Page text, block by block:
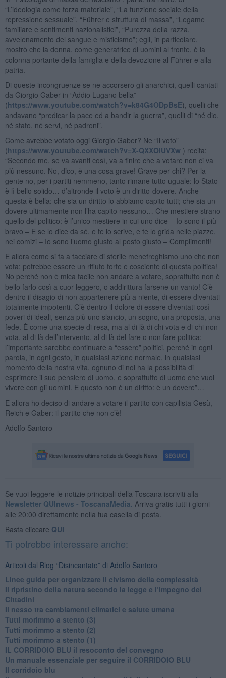
“L’ideologia come forza materiale”, “La funzione sociale della
repressione sessuale”, “Führer e struttura di massa”, “Legame
familiare e sentimenti nazionalistici”, “Purezza della razza,
avvelenamento del sangue e misticismo”; egli, in particolare,
mostrò che la donna, come generatrice di uomini al fronte, è la
colonna portante della famiglia e della devozione al Führer e alla
patria.
Di queste incongruenze se ne accorsero gli anarchici, quelli cantati
da Giorgio Gaber in “Addio Lugano bella”
(https://www.youtube.com/watch?v=k84G4ODpBsE), quelli che
andavano “predicar la pace ed a bandir la guerra”, quelli di “né dio,
né stato, né servi, né padroni”.
Come avrebbe votato oggi Giorgio Gaber? Ne “Il voto”
(https://www.youtube.com/watch?v=X-QXXOiUVXw) recita:
“Secondo me, se va avanti così, va a finire che a votare non ci va
più nessuno. No, dico, è una cosa grave! Grave per chi? Per la
gente no, per i partiti nemmeno, tanto rimane tutto uguale: lo Stato
è lì bello solido… d’altronde il voto è un diritto-dovere. Anche
questa è bella: che sia un diritto lo abbiamo capito tutti; che sia un
dovere ultimamente non l’ha capito nessuno… Che mestiere strano
quello del politico: è l’unico mestiere in cui uno dice – Io sono il più
bravo – E se lo dice da sé, e te lo scrive, e te lo grida nelle piazze,
nei comizi – Io sono l’uomo giusto al posto giusto – Complimenti!
E allora come si fa a tacciare di sterile menefreghismo uno che non
vota: potrebbe essere un rifiuto forte e cosciente di questa politica!
No perché non è mica facile non andare a votare, soprattutto non è
bello farlo così a cuor leggero, o addirittura farsene un vanto! C’è
dentro il disagio di non appartenere più a niente, di essere diventati
totalmente impotenti. C’è dentro il dolore di essere diventati così
poveri di ideali, senza più uno slancio, un sogno, una proposta, una
fede. È come una specie di resa, ma al di là di chi vota e di chi non
vota, al di là dell’intervento, al di là del fare o non fare politica:
l’importante sarebbe continuare a “essere” politici, perché in ogni
parola, in ogni gesto, in qualsiasi azione normale, in qualsiasi
momento della nostra vita, ognuno di noi ha la possibilità di
esprimere il suo pensiero di uomo, e soprattutto di uomo che vuol
vivere con gli uomini. E questo non è un diritto: è un dovere”…
E allora ho deciso di andare a votare il partito con capilista Gesù,
Reich e Gaber: il partito che non c’è!
Adolfo Santoro
Se vuoi leggere le notizie principali della Toscana iscriviti alla
Newsletter QUInews - ToscanaMedia. Arriva gratis tutti i giorni
alle 20:00 direttamente nella tua casella di posta.
Basta cliccare QUI
Ti potrebbe interessare anche:
Articoli dal Blog “Disincantato” di Adolfo Santoro
​Linee guida per organizzare il civismo della complessità
​Il ripristino della natura secondo la legge e l’impegno dei
Cittadini
Il nesso tra cambiamenti climatici e salute umana
Tutti morimmo a stento (3)
Tutti morimmo a stento (2)
​Tutti morimmo a stento (1)
IL CORRIDOIO BLU il resoconto del convegno
Un manuale essenziale per seguire il CORRIDOIO BLU
Il corridoio blu